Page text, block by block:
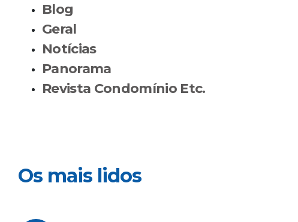
Blog
Geral
Notícias
Panorama
Revista Condomínio Etc.
Os mais lidos